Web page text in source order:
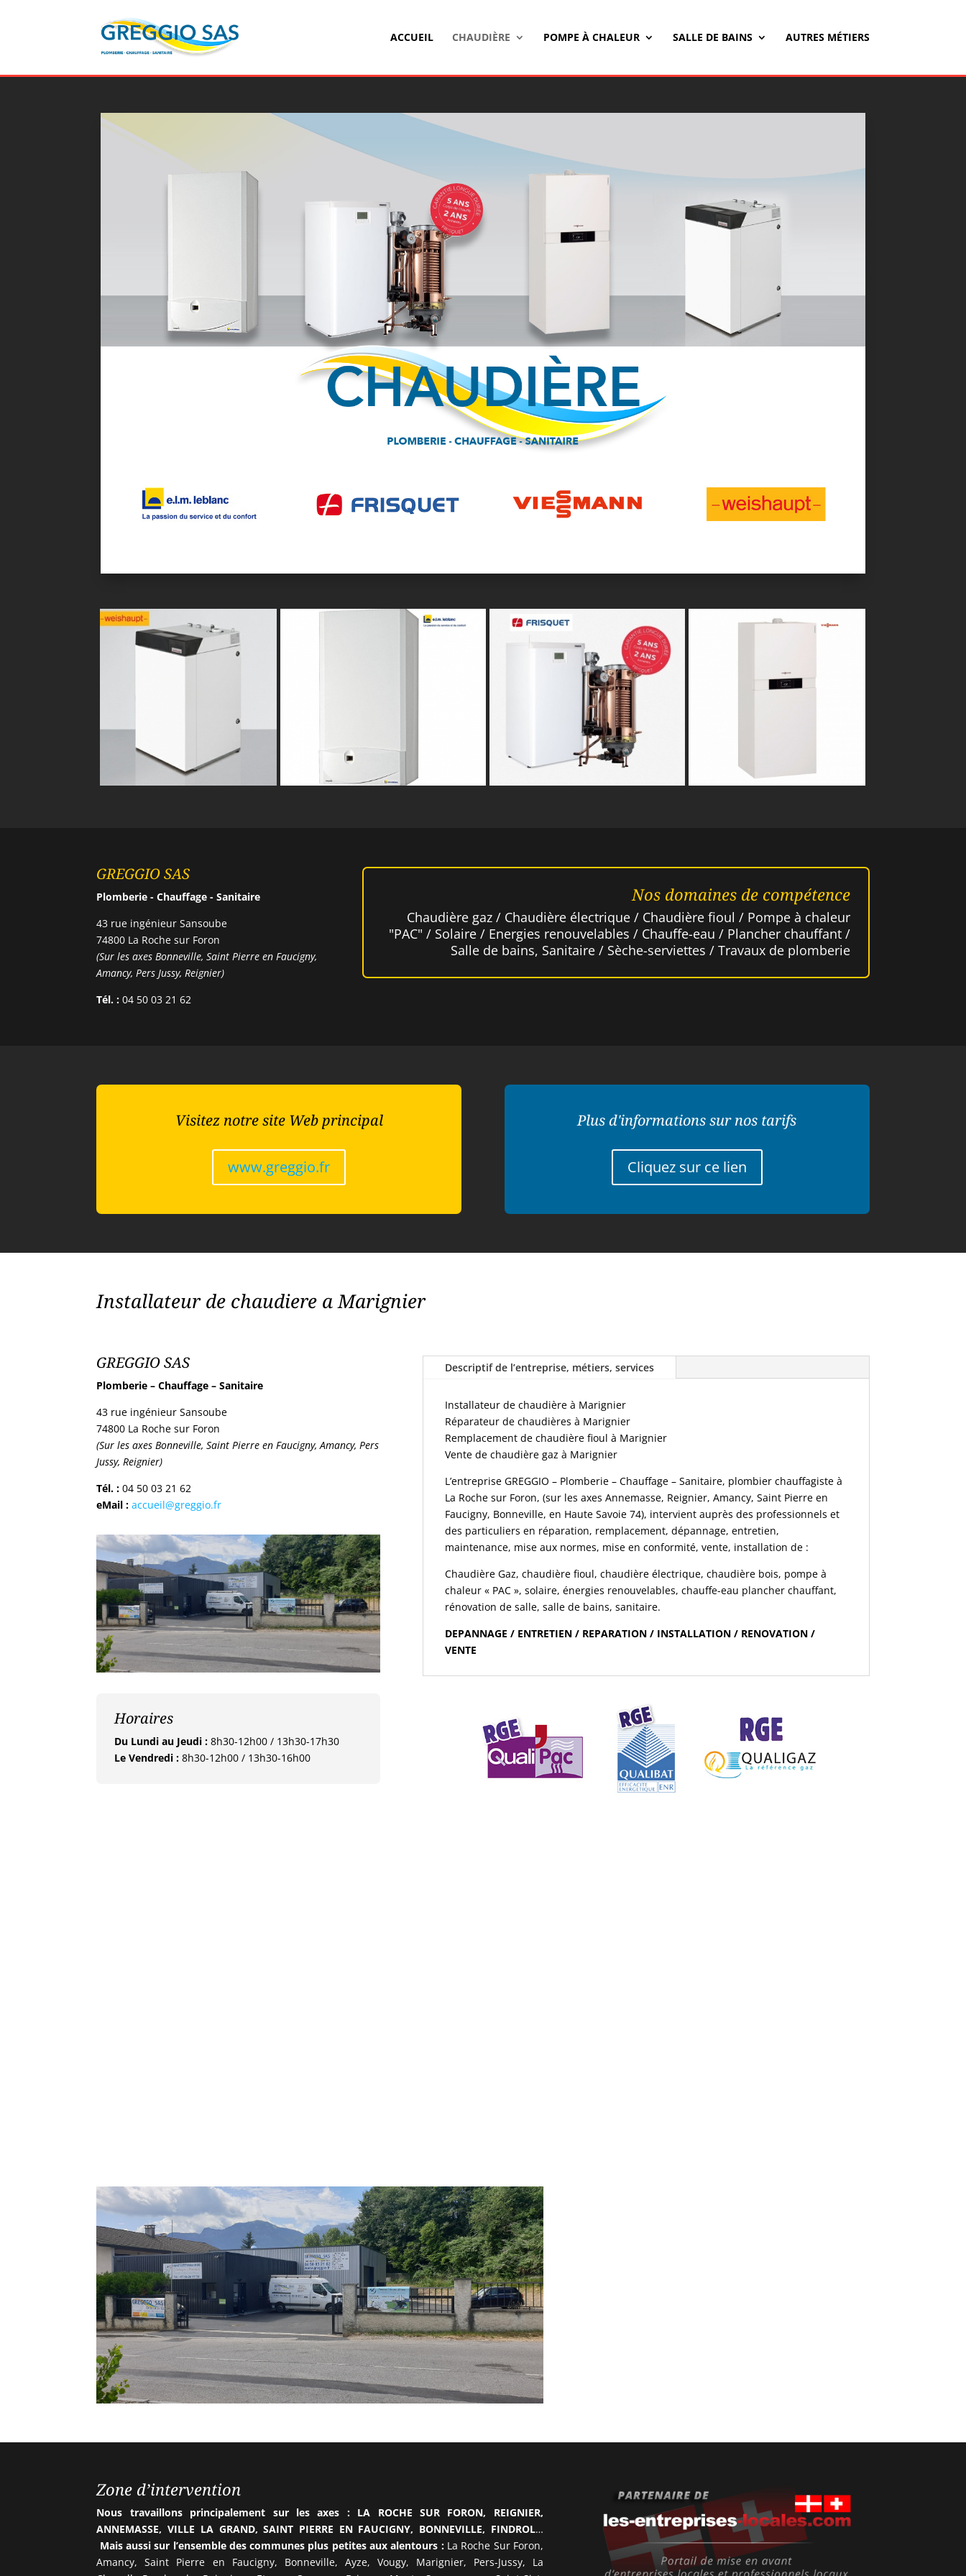
ACCUEIL CHAUDIÈRE POMPE À CHALEUR SALLE DE BAINS AUTRES MÉTIERS
GREGGIO SAS
Plomberie - Chauffage - Sanitaire
43 rue ingénieur Sansoube
74800 La Roche sur Foron
(Sur les axes Bonneville, Saint Pierre en Faucigny,
Amancy, Pers Jussy, Reignier)
Tél. : 04 50 03 21 62
Nos domaines de compétence
Chaudière gaz / Chaudière électrique / Chaudière fioul / Pompe à chaleur
"PAC" / Solaire / Energies renouvelables / Chauffe-eau / Plancher chauffant /
Salle de bains, Sanitaire / Sèche-serviettes / Travaux de plomberie
Visitez notre site Web principal
www.greggio.fr
Plus d'informations sur nos tarifs
Cliquez sur ce lien
Installateur de chaudiere a Marignier
GREGGIO SAS
Plomberie – Chauffage – Sanitaire
43 rue ingénieur Sansoube
74800 La Roche sur Foron
(Sur les axes Bonneville, Saint Pierre en Faucigny, Amancy, Pers
Jussy, Reignier)
Tél. : 04 50 03 21 62
eMail : accueil@greggio.fr
Horaires
Du Lundi au Jeudi : 8h30-12h00 / 13h30-17h30
Le Vendredi : 8h30-12h00 / 13h30-16h00
Descriptif de l’entreprise, métiers, services
Installateur de chaudière à Marignier
Réparateur de chaudières à Marignier
Remplacement de chaudière fioul à Marignier
Vente de chaudière gaz à Marignier
L’entreprise GREGGIO – Plomberie – Chauffage – Sanitaire, plombier chauffagiste à
La Roche sur Foron, (sur les axes Annemasse, Reignier, Amancy, Saint Pierre en
Faucigny, Bonneville, en Haute Savoie 74), intervient auprès des professionnels et
des particuliers en réparation, remplacement, dépannage, entretien,
maintenance, mise aux normes, mise en conformité, vente, installation de :
Chaudière Gaz, chaudière fioul, chaudière électrique, chaudière bois, pompe à
chaleur « PAC », solaire, énergies renouvelables, chauffe-eau plancher chauffant,
rénovation de salle, salle de bains, sanitaire.
DEPANNAGE / ENTRETIEN / REPARATION / INSTALLATION / RENOVATION /
VENTE
Zone d’intervention
Nous travaillons principalement sur les axes : LA ROCHE SUR FORON, REIGNIER,
ANNEMASSE, VILLE LA GRAND, SAINT PIERRE EN FAUCIGNY, BONNEVILLE, FINDROL…
Mais aussi sur l’ensemble des communes plus petites aux alentours :La Roche Sur Foron,
Amancy, Saint Pierre en Faucigny, Bonneville, Ayze, Vougy, Marignier, Pers-Jussy, La